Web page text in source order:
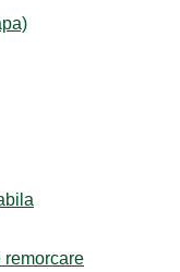
remorcare